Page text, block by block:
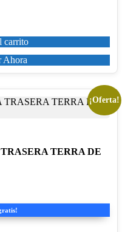
carrito
Ahora
¡Oferta!
TERRA DE